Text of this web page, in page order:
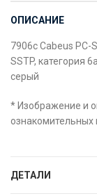
ОПИСАНИЕ
7906c Cabeus PC-
SSTP, категория
серый
* Изображение и
ознакомительных
ДЕТАЛИ